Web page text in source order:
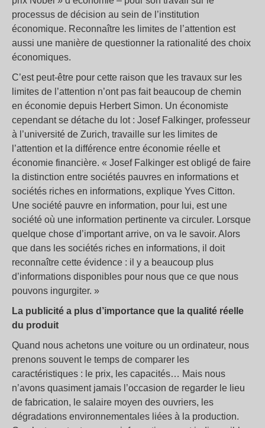
processus de décision au sein de l’institution
économique. Reconnaître les limites de l’attention est
aussi une manière de questionner la rationalité des choix
économiques.
C’est peut-être pour cette raison que les travaux sur les
limites de l’attention n’ont pas fait beaucoup de chemin
en économie depuis Herbert Simon. Un économiste
cependant se détache du lot : Josef Falkinger, professeur
à l’université de Zurich, travaille sur les limites de
l’attention et la différence entre économie réelle et
économie financière. « Josef Falkinger est obligé de faire
la distinction entre sociétés pauvres en informations et
sociétés riches en informations, explique Yves Citton.
Une société pauvre en information, pour lui, est une
société où une information pertinente va circuler. Lorsque
quelque chose d’important arrive, on va le savoir. Alors
que dans les sociétés riches en informations, il doit
reconnaître cette évidence : il y a beaucoup plus
d’informations disponibles pour nous que ce que nous
pouvons ingurgiter. »
La publicité a plus d’importance que la qualité réelle
du produit
Quand nous achetons une voiture ou un ordinateur, nous
prenons souvent le temps de comparer les
caractéristiques : le prix, les capacités… Mais nous
n’avons quasiment jamais l’occasion de regarder le lieu
de fabrication, le salaire moyen des ouvriers, les
dégradations environnementales liées à la production.